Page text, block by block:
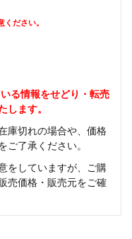
ださい。
る情報をせどり・転売
します。
庫切れの場合や、価格
ご了承ください。
をしていますが、ご購
売価格・販売元をご確